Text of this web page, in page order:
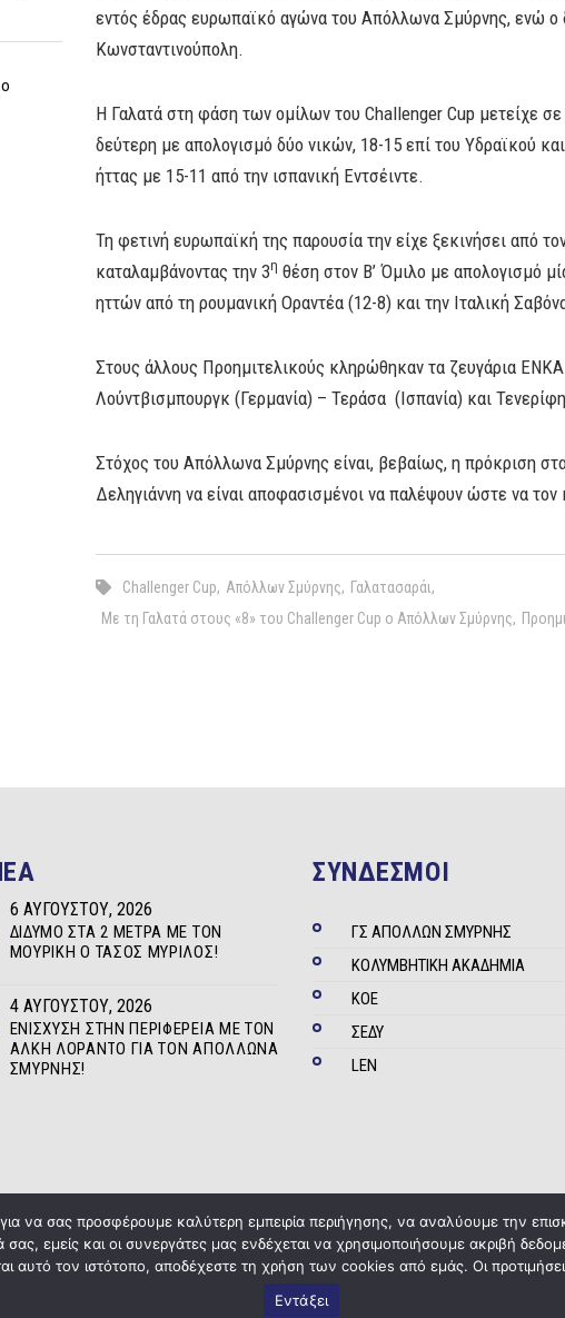
εντός έδρας ευρωπαϊκό αγώνα του Απόλλωνα Σμύρνης, ενώ ο
Κωνσταντινούπολη.
Η Γαλατά στη φάση των ομίλων του Challenger Cup μετείχε
δεύτερη με απολογισμό δύο νικών, 18-15 επί του Υδραϊκού
ήττας με 15-11 από την ισπανική Εντσέιντε.
Τη φετινή ευρωπαϊκή της παρουσία την είχε ξεκινήσει από
καταλαμβάνοντας την 3η θέση στον Β’ Όμιλο με απολογισμό
ηττών από τη ρουμανική Οραντέα (12-8) και την Ιταλική
Στους άλλους Προημιτελικούς κληρώθηκαν τα ζευγάρια
Λούντβισμπουργκ (Γερμανία) – Τεράσα (Ισπανία) και
Στόχος του Απόλλωνα Σμύρνης είναι, βεβαίως, η πρόκριση
Δεληγιάννη να είναι αποφασισμένοι να παλέψουν ώστε να τον
Challenger Cup, Απόλλων Σμύρνης, Γαλατασαράι,
Με τη Γαλατά στους «8» του Challenger Cup ο Απόλλων Σμύρνης,
ΔΊΔΥΜΟ ΣΤΑ 2 ΜΈΤΡΑ ΜΕ ΤΟΝ
ΜΟΥΡΊΚΗ Ο ΤΆΣΟΣ ΜΥΡΊΛΟΣ!
6 ΑΥΓΟΎΣΤΟΥ, 2026
ΕΝΊΣΧΥΣΗ ΣΤΗΝ ΠΕΡΙΦΈΡΕΙΑ ΜΕ ΤΟΝ
ΆΛΚΗ ΛΟΡΆΝΤΟ ΓΙΑ ΤΟΝ ΑΠΌΛΛΩΝΑ
ΣΜΎΡΝΗΣ!
4 ΑΥΓΟΎΣΤΟΥ, 2026
ΣΥΝΔΕΣΜΟΙ
ΓΣ ΑΠΟΛΛΩΝ ΣΜΥΡΝΗΣ
ΚΟΛΥΜΒΗΤΙΚΗ ΑΚΑΔΗΜΙΑ
ΚΟΕ
ΣΕΔΥ
LEN
Copyright © 2020ΓΣ Απόλλων ΣμύρνηςPowered byFive Media
να σας προσφέρουμε καλύτερη εμπειρία περιήγησης, να αναλύουμε την
εμείς και οι συνεργάτες μας ενδέχεται να χρησιμοποιήσουμε ακριβή
αυτό τον ιστότοπο, αποδέχεστε τη χρήση των cookies από εμάς. Οι
Εντάξει